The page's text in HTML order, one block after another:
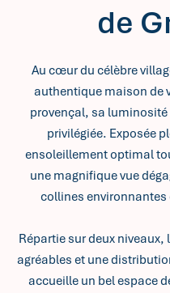
de
Au cœur du célèbre
authentique maison de
provençal, sa
privilégiée. Exposée
ensoleillement optimal
une magnifique vue
collines
Répartie sur deux
agréables et une
accueille un bel espace